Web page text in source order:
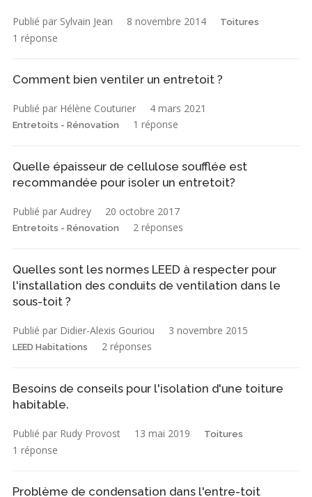
Publié par Sylvain Jean 8 novembre 2014 Toitures
1 réponse
Comment bien ventiler un entretoit ?
Publié par Hélène Couturier 4 mars 2021
Entretoits - Rénovation 1 réponse
Quelle épaisseur de cellulose soufflée est
recommandée pour isoler un entretoit?
Publié par Audrey 20 octobre 2017
Entretoits - Rénovation 2 réponses
Quelles sont les normes LEED à respecter pour
l'installation des conduits de ventilation dans le
sous-toit ?
Publié par Didier-Alexis Gouriou 3 novembre 2015
LEED Habitations 2 réponses
Besoins de conseils pour l'isolation d'une toiture
habitable.
Publié par Rudy Provost 13 mai 2019 Toitures
1 réponse
Problème de condensation dans l'entre-toit